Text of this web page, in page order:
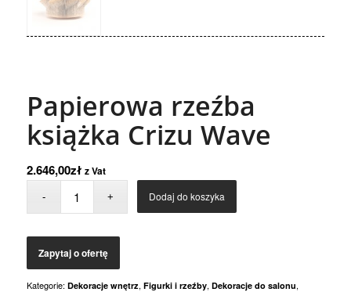
Papierowa rzeźba
książka Crizu Wave
2.646,00zł z Vat
Dodaj do koszyka
Kategorie: Dekoracje wnętrz, Figurki i rzeźby, Dekoracje do salonu,